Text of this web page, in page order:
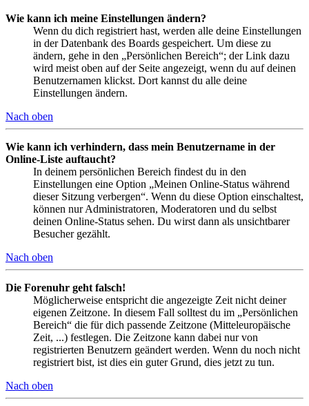
Wie kann ich meine Einstellungen ändern?
Wenn du dich registriert hast, werden alle deine Einstellungen
in der Datenbank des Boards gespeichert. Um diese zu
ändern, gehe in den „Persönlichen Bereich“; der Link dazu
wird meist oben auf der Seite angezeigt, wenn du auf deinen
Benutzernamen klickst. Dort kannst du alle deine
Einstellungen ändern.
Nach oben
Wie kann ich verhindern, dass mein Benutzername in der
Online-Liste auftaucht?
In deinem persönlichen Bereich findest du in den
Einstellungen eine Option „Meinen Online-Status während
dieser Sitzung verbergen“. Wenn du diese Option einschaltest,
können nur Administratoren, Moderatoren und du selbst
deinen Online-Status sehen. Du wirst dann als unsichtbarer
Besucher gezählt.
Nach oben
Die Forenuhr geht falsch!
Möglicherweise entspricht die angezeigte Zeit nicht deiner
eigenen Zeitzone. In diesem Fall solltest du im „Persönlichen
Bereich“ die für dich passende Zeitzone (Mitteleuropäische
Zeit, ...) festlegen. Die Zeitzone kann dabei nur von
registrierten Benutzern geändert werden. Wenn du noch nicht
registriert bist, ist dies ein guter Grund, dies jetzt zu tun.
Nach oben